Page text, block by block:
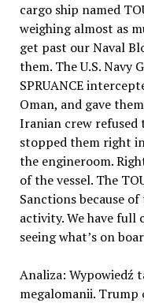
cargo ship named
weighing almost as
get past our Naval
them. The U.S. Navy
SPRUANCE
Oman, and gave
Iranian crew refused
stopped them right
the engineroom.
of the vessel. The
Sanctions because
activity. We have full
seeing what’s on
Analiza: Wypowiedź
megalomanii. Trump